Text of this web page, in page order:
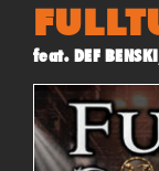
feat. DEF